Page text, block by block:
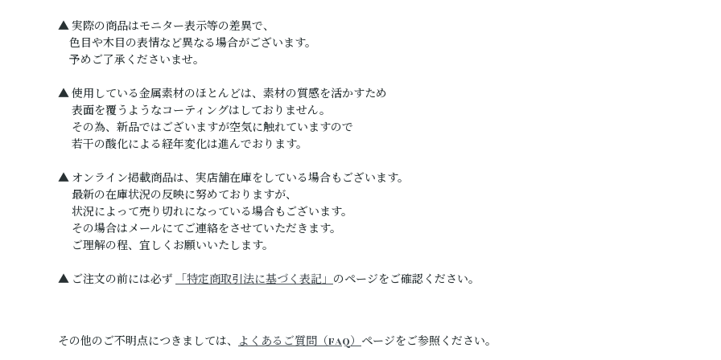
▲ 実際の商品はモニター表示等の差異で、
色目や木目の表情など異なる場合がございます。
予めご了承くださいませ。
▲ 使用している金属素材のほとんどは、素材の質感を活かすため
表面を覆うようなコーティングはしておりません。
その為、新品ではございますが空気に触れていますので
若干の酸化による経年変化は進んでおります。
▲ オンライン掲載商品は、実店舗在庫をしている場合もございます。
最新の在庫状況の反映に努めておりますが、
状況によって売り切れになっている場合もございます。
その場合はメールにてご連絡をさせていただきます。
ご理解の程、宜しくお願いいたします。
▲ ご注文の前には必ず 「特定商取引法に基づく表記」のページをご確認ください。
その他のご不明点につきましては、 よくあるご質問（FAQ）ページをご参照ください。